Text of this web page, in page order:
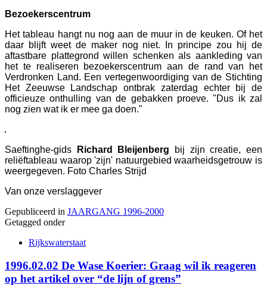
Bezoekerscentrum
Het tableau hangt nu nog aan de muur in de keuken. Of het
daar blijft weet de maker nog niet. In principe zou hij de
aftastbare plattegrond willen schenken als aankleding van
het te realiseren bezoekerscentrum aan de rand van het
Verdronken Land. Een vertegenwoordiging van de Stichting
Het Zeeuwse Landschap ontbrak zaterdag echter bij de
officieuze onthulling van de gebakken proeve. "Dus ik zal
nog zien wat ik er mee ga doen."
Saeftinghe-gids Richard Bleijenberg bij zijn creatie, een
reliëftableau waarop 'zijn' natuurgebied waarheidsgetrouw is
weergegeven. Foto Charles Strijd
Van onze verslaggever
Gepubliceerd in JAARGANG 1996-2000
Getagged onder
Rijkswaterstaat
1996.02.02 De Wase Koerier: Graag wil ik reageren
op het artikel over “de lijn of grens”